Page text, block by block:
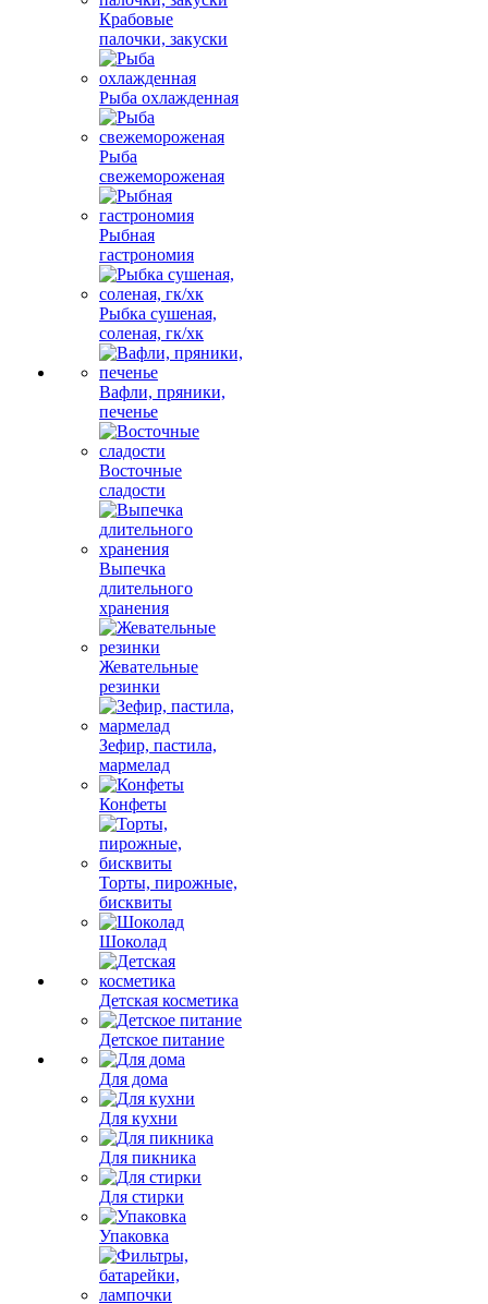
Крабовые
палочки, закуски
Рыба охлажденная
Рыба
свежемороженая
Рыбная
гастрономия
Рыбка сушеная,
соленая, гк/хк
Вафли, пряники,
печенье
Восточные
сладости
Выпечка
длительного
хранения
Жевательные
резинки
Зефир, пастила,
мармелад
Конфеты
Торты, пирожные,
бисквиты
Шоколад
Детская косметика
Детское питание
Для дома
Для кухни
Для пикника
Для стирки
Упаковка